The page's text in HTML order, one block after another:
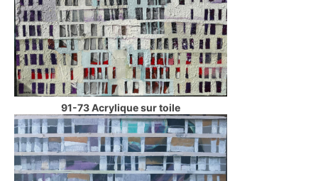
91-73 Acrylique sur toile